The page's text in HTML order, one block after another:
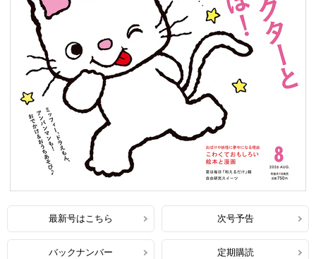
最新号はこちら 次号予告
バックナンバー 定期購読